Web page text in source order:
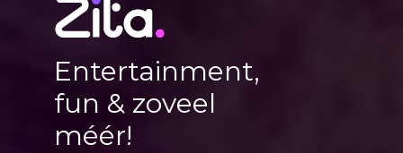
Entertainment,
fun & zoveel
méér!